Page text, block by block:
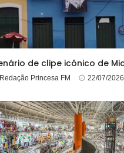
Redação Princesa FM 22/07/2026